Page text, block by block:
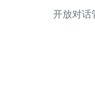
开放对话